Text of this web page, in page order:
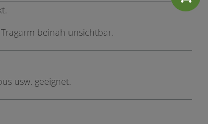
beinah unsichtbar.
usw. geeignet.